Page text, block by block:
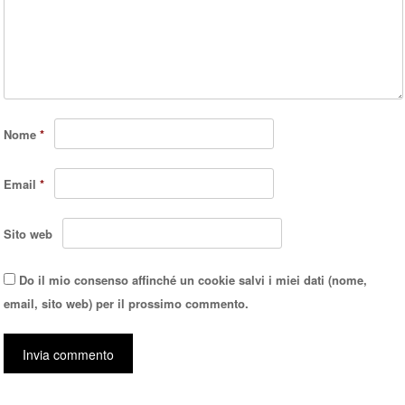
Nome*
Email*
Sito web
Do il mio consenso affinché un cookie salvi i miei dati (nome,
email, sito web) per il prossimo commento.